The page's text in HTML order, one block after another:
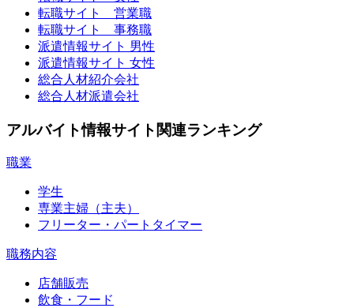
転職サイト 営業職
転職サイト 事務職
派遣情報サイト 男性
派遣情報サイト 女性
総合人材紹介会社
総合人材派遣会社
アルバイト情報サイト関連ランキング
職業
学生
専業主婦（主夫）
フリーター・パートタイマー
職務内容
店舗販売
飲食・フード